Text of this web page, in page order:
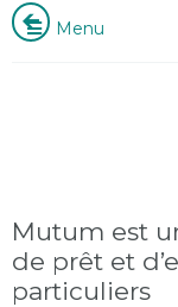
Menu
Mutum est
de prêt et
particuliers